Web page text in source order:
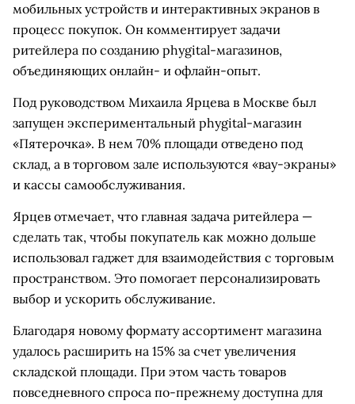
мобильных устройств и интерактивных экранов в
процесс покупок. Он комментирует задачи
ритейлера по созданию phygital-магазинов,
объединяющих онлайн- и офлайн-опыт.
Под руководством Михаила Ярцева в Москве был
запущен экспериментальный phygital-магазин
«Пятерочка». В нем 70% площади отведено под
склад, а в торговом зале используются «вау-экраны»
и кассы самообслуживания.
Ярцев отмечает, что главная задача ритейлера —
сделать так, чтобы покупатель как можно дольше
использовал гаджет для взаимодействия с торговым
пространством. Это помогает персонализировать
выбор и ускорить обслуживание.
Благодаря новому формату ассортимент магазина
удалось расширить на 15% за счет увеличения
складской площади. При этом часть товаров
повседневного спроса по-прежнему доступна для